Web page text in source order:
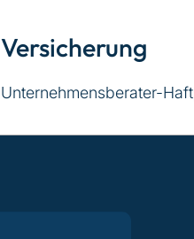
Versicherung
Unternehmensberater-